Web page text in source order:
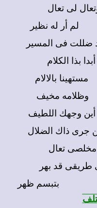
لى تعال
أر له نظير
فى المسير
بذا الكلام
بالالام
مخيف
وجهك اللطيف
ذاك الضلال
تعال
قد بهر
بتبسم ظهر